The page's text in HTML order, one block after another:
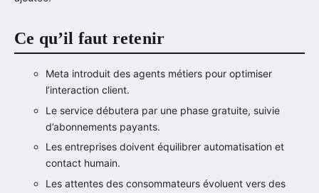
Ce qu’il faut retenir
Meta introduit des agents métiers pour optimiser
l’interaction client.
Le service débutera par une phase gratuite, suivie
d’abonnements payants.
Les entreprises doivent équilibrer automatisation et
contact humain.
Les attentes des consommateurs évoluent vers des